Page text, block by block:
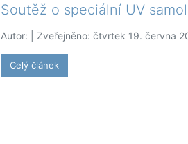
Soutěž o speciální UV
Autor: | Zveřejněno: čtvrtek 19. června
Celý článek